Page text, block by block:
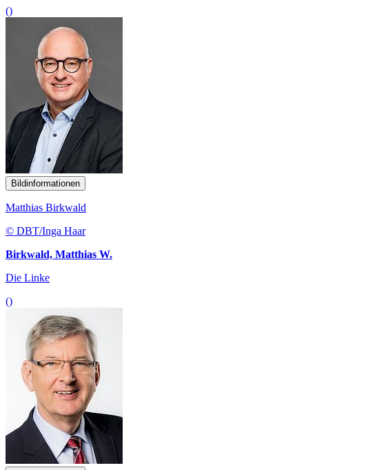
()
Bildinformationen
Matthias Birkwald
© DBT/Inga Haar
Birkwald, Matthias W.
Die Linke
()